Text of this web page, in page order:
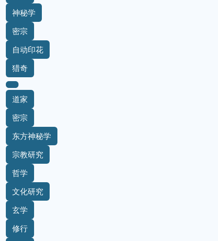
神秘学
密宗
自动印花
猎奇
道家
密宗
东方神秘学
宗教研究
哲学
文化研究
玄学
修行